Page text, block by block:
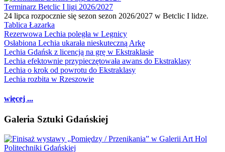
Terminarz Betclic I ligi 2026/2027
24 lipca rozpocznie się sezon sezon 2026/2027 w Betclic I lidze.
Tablica Łazarka
Rezerwowa Lechia poległa w Legnicy
Osłabiona Lechia ukarała nieskuteczną Arkę
Lechia Gdańsk z licencją na grę w Ekstraklasie
Lechia efektownie przypieczętowała awans do Ekstraklasy
Lechia o krok od powrotu do Ekstraklasy
Lechia rozbita w Rzeszowie
więcej ...
Galeria Sztuki Gdańskiej